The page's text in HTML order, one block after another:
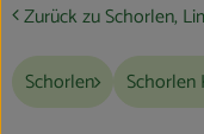
Zurück zu Schorlen,
Schorlen Schorlen